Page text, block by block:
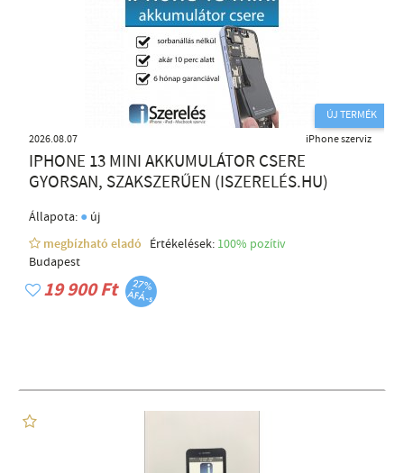
ÚJ TERMÉK
2026.08.07
iPhone szerviz
IPHONE 13 MINI AKKUMULÁTOR CSERE
GYORSAN, SZAKSZERŰEN (ISZERELÉS.HU)
Állapota: ● új
megbízható eladó
Értékelések: 100% pozítiv
Budapest
19 900 Ft